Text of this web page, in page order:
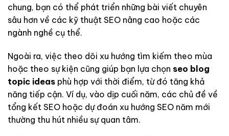
chung, bạn có thể phát triển những bài viết chuyên
sâu hơn về các kỹ thuật SEO nâng cao hoặc các
ngành nghề cụ thể.
Ngoài ra, việc theo dõi xu hướng tìm kiếm theo mùa
hoặc theo sự kiện cũng giúp bạn lựa chọn seo blog
topic ideas phù hợp với thời điểm, từ đó tăng khả
năng tiếp cận. Ví dụ, vào dịp cuối năm, các chủ đề về
tổng kết SEO hoặc dự đoán xu hướng SEO năm mới
thường thu hút nhiều sự quan tâm.